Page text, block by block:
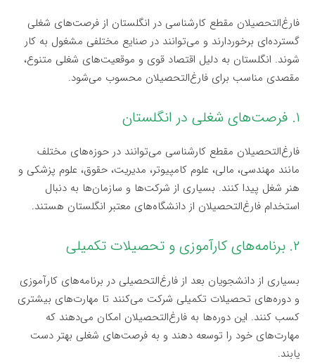
فارغ‌التحصیلان مقطع کارشناسی در انگلستان از فرصت‌های شغلی
گسترده‌ای برخوردارند و می‌توانند در صنایع مختلفی مشغول به کار
شوند. انگلستان به دلیل اقتصاد قوی و موقعیت‌های شغلی متنوع،
مقصدی مناسب برای فارغ‌التحصیلان محسوب می‌شود.
۱. فرصت‌های شغلی در انگلستان
فارغ‌التحصیلان مقطع کارشناسی می‌توانند در حوزه‌های مختلف
مانند مهندسی، مالی، علوم کامپیوتر، مدیریت، حقوق، علوم پزشکی و
هنر شغل پیدا کنند. بسیاری از شرکت‌ها و سازمان‌ها به دنبال
استخدام فارغ‌التحصیلان از دانشگاه‌های معتبر انگلستان هستند.
۲. برنامه‌های کارآموزی و تحصیلات تکمیلی
بسیاری از دانشجویان بعد از فارغ‌التحصیلی در برنامه‌های کارآموزی
و دوره‌های تحصیلات تکمیلی شرکت می‌کنند تا مهارت‌های بیشتری
کسب کنند. این دوره‌ها به فارغ‌التحصیلان امکان می‌دهند که
مهارت‌های خود را توسعه دهند و به فرصت‌های شغلی بهتر دست
یابند.